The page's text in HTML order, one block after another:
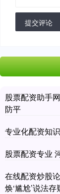
提交评论
股票配资助手
防平
专业化配资知
股票配资专业
在线配资炒股
焕‘尴尬’说法存